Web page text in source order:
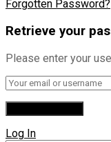
Forgotten Password?
Retrieve your
Please enter your
Log In